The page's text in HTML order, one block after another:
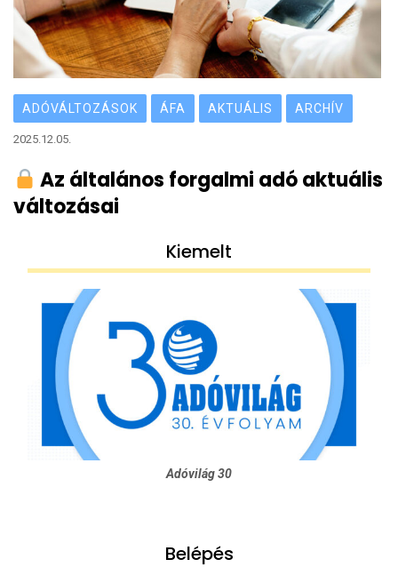
ADÓVÁLTOZÁSOK ÁFA AKTUÁLIS ARCHÍV
2025.12.05.
Az általános forgalmi adó aktuális
változásai
Kiemelt
Adóvilág 30
Belépés